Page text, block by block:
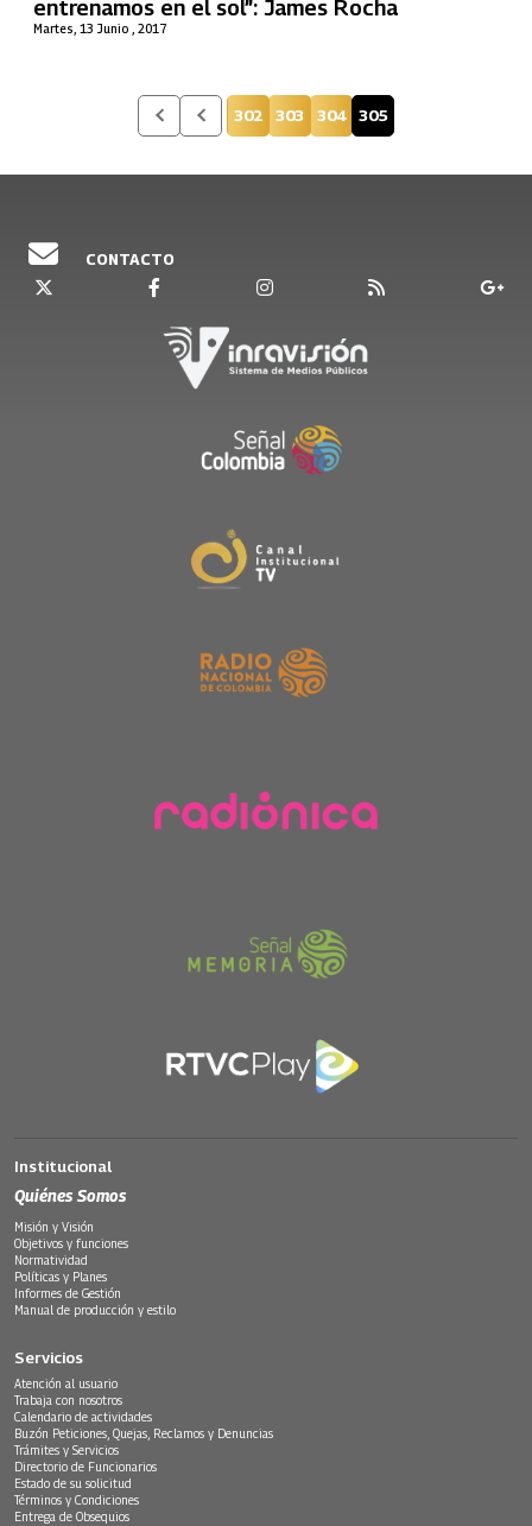
Martes, 13 Junio , 2017
entrenamos en el sol”: James Rocha
Página
302 Página
303 Página
304 Página actual
305
CONTACTO
Institucional
Quiénes Somos
Misión y Visión
Objetivos y funciones
Normatividad
Políticas y Planes
Informes de Gestión
Manual de producción y estilo
Servicios
Atención al usuario
Trabaja con nosotros
Calendario de actividades
Buzón Peticiones, Quejas, Reclamos y Denuncias
Trámites y Servicios
Directorio de Funcionarios
Estado de su solicitud
Términos y Condiciones
Entrega de Obsequios